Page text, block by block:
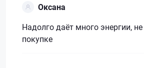
Оксана
Надолго даёт много энергии,
покупке